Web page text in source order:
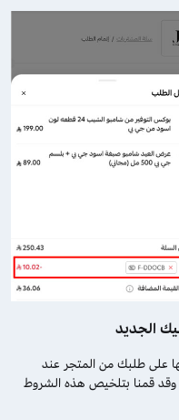
الجديد
على طلبك من المتجر عند
قمنا بتلخيص هذه الشروط